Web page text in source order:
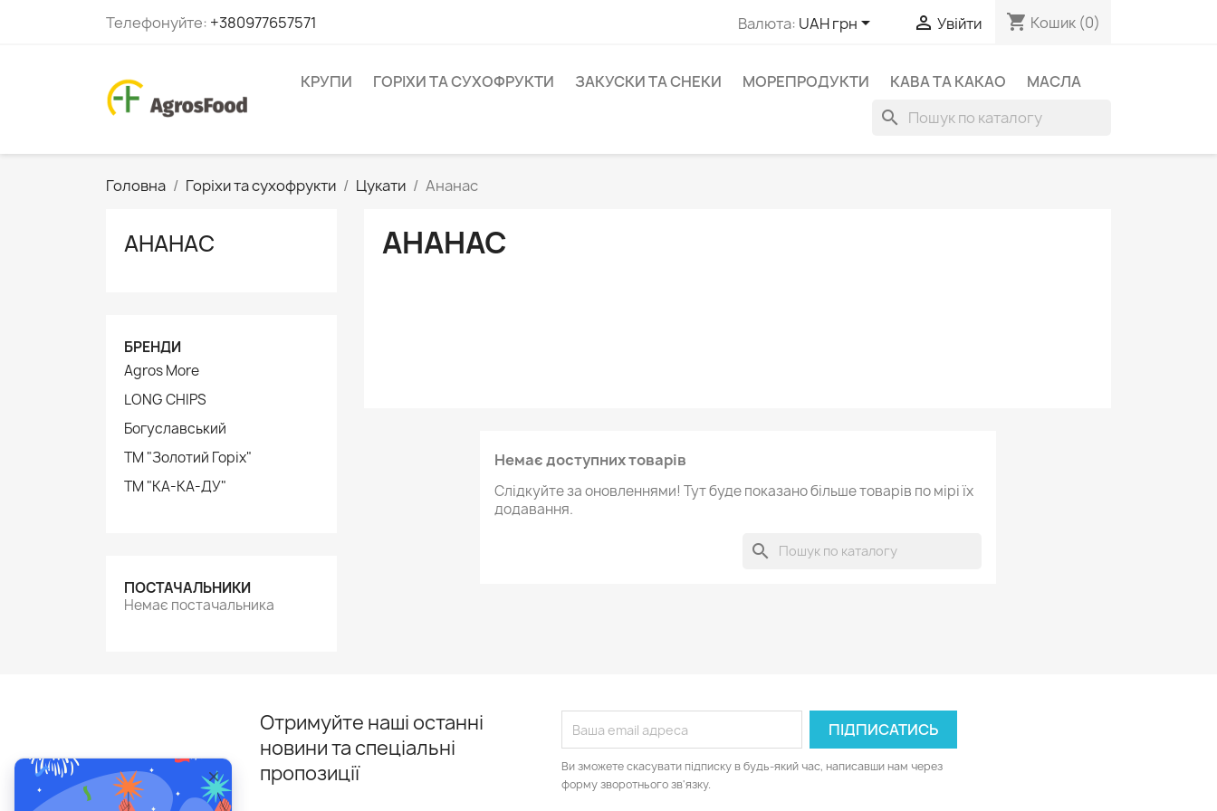
Телефонуйте: +380977657571 Валюта: UAH грн  Увійти shopping_cart Кошик (0)
КРУПИ ГОРІХИ ТА СУХОФРУКТИ ЗАКУСКИ ТА СНЕКИ МОРЕПРОДУКТИ КАВА ТА КАКАО МАСЛА
search
Головна Горіхи та сухофрукти Цукати Ананас
АНАНАС
БРЕНДИ
Agros More
LONG CHIPS
Богуславський
ТМ "Золотий Горіх"
ТМ "КА-КА-ДУ"
ПОСТАЧАЛЬНИКИ
Немає постачальника
АНАНАС
Немає доступних товарів
Слідкуйте за оновленнями! Тут буде показано більше товарів по мірі їх
додавання.
search
Отримуйте наші останні
новини та спеціальні
пропозиції
Ви зможете скасувати підписку в будь-який час, написавши нам через
форму зворотнього зв'язку.